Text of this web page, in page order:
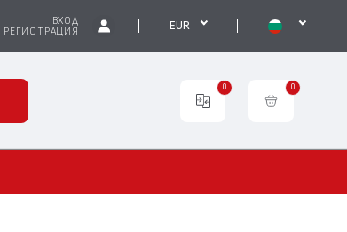
ВХОД
РЕГИСТРАЦИЯ
EUR
0 0